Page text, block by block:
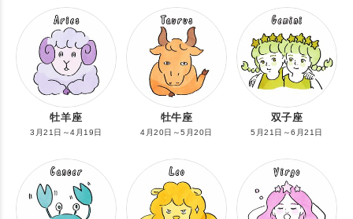
牡羊座
3月21日～4月19日
牡牛座
4月20日～5月20日
双子座
5月21日～6月21日